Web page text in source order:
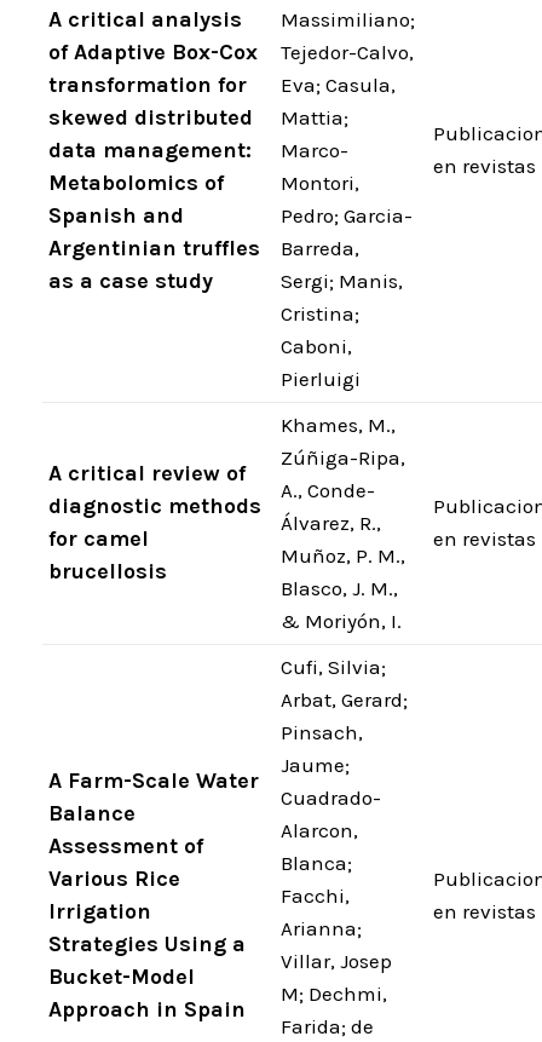
A critical analysis
of Adaptive Box-Cox
transformation for
skewed distributed
data management:
Metabolomics of
Spanish and
Argentinian truffles
as a case study
Massimiliano;
Tejedor-Calvo,
Eva; Casula,
Mattia;
Marco-
Montori,
Pedro; Garcia-
Barreda,
Sergi; Manis,
Cristina;
Caboni,
Pierluigi
en revistas
A critical review of
diagnostic methods
for camel
brucellosis
Khames, M.,
Zúñiga-Ripa,
A., Conde-
Álvarez, R.,
Muñoz, P. M.,
Blasco, J. M.,
& Moriyón, I.
en revistas
A Farm-Scale Water
Balance
Assessment of
Various Rice
Irrigation
Strategies Using a
Bucket-Model
Approach in Spain
Cufi, Silvia;
Arbat, Gerard;
Pinsach,
Jaume;
Cuadrado-
Alarcon,
Blanca;
Facchi,
Arianna;
Villar, Josep
M; Dechmi,
Farida; de
en revistas